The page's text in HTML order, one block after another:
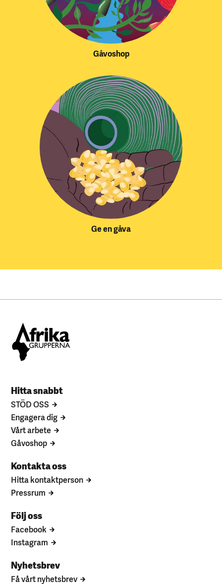
Ge en gåva
Gåvoshop
Hitta snabbt
STÖD OSS
Engagera dig
Vårt arbete
Gåvoshop
Kontakta oss
Hitta kontaktperson
Pressrum
Följ oss
Facebook
Instagram
Nyhetsbrev
Få vårt nyhetsbrev